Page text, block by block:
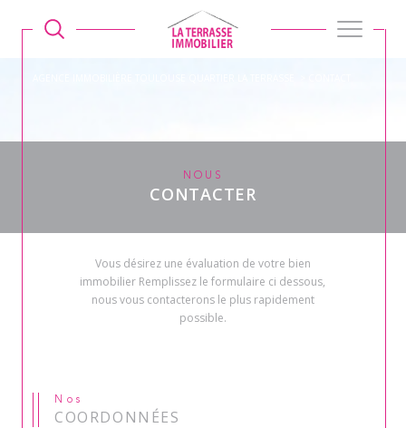
NOUS
CONTACTER
Vous désirez une évaluation de votre bien
immobilier Remplissez le formulaire ci dessous,
nous vous contacterons le plus rapidement
possible.
Nos
COORDONNÉES